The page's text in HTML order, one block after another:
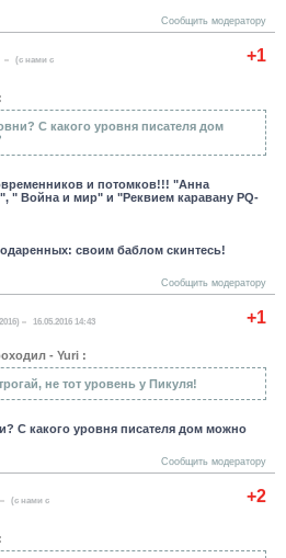
Сообщить модератору
+1
(c нами с
С какого уровня писателя дом
и потомков!!! "Анна
" Война и мир" и "Реквием каравану PQ-
своим баблом скинтесь!
Сообщить модератору
+1
16.05.2016 14:43
- Yuri :
не тот уровень у Пикуля!
С какого уровня писателя дом можно
Сообщить модератору
+2
(c нами с